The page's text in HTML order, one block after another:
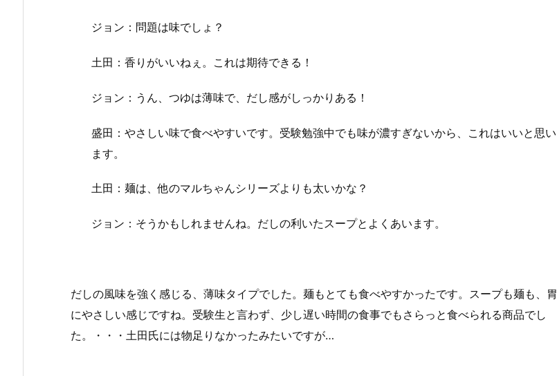
ジョン：問題は味でしょ？
土田：香りがいいねぇ。これは期待できる！
ジョン：うん、つゆは薄味で、だし感がしっかりある！
盛田：やさしい味で食べやすいです。受験勉強中でも味が濃すぎないから、これはいいと思い
ます。
土田：麺は、他のマルちゃんシリーズよりも太いかな？
ジョン：そうかもしれませんね。だしの利いたスープとよくあいます。
だしの風味を強く感じる、薄味タイプでした。麺もとても食べやすかったです。スープも麺も、胃
にやさしい感じですね。受験生と言わず、少し遅い時間の食事でもさらっと食べられる商品でし
た。・・・土田氏には物足りなかったみたいですが…